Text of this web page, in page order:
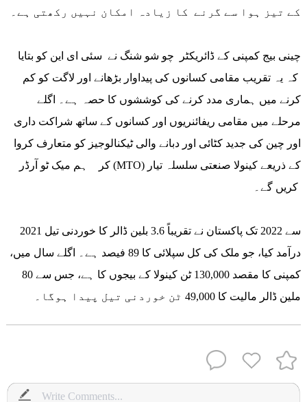
کے تیز ہوا سے گرنے کا زیادہ امکان نہیں رکھتی ہے۔
چینی بیج کمپنی کے ڈائریکٹر چو شو شنگ نے سئی ای این کو بتایا
کہ یہ تقریب مقامی کسانوں کی پیداوار بڑھانے اور لاگت کو کم
کرنے میں ہماری مدد کرنے کی کوششوں کا حصہ ہے۔ اگلے
مرحلے میں مقامی ریفائنریوں اور کسانوں کے ساتھ شراکت داری
اور چین کی جدید کٹائی اور دبانے والی ٹیکنالوجیز کو متعارف کروا
کر ہم میک ٹو آرڈر (MTO) کے ذریعے کینولا صنعتی سلسلہ تیار
2021 سے 2022 تک پاکستان نے تقریباً 3.6 بلین ڈالر کا خوردنی تیل
درآمد کیا، جو ملک کی کل سپلائی کا 89 فیصد ہے۔ اگلے سال میں،
کمپنی کا مقصد 130,000 ٹن کینولا کے بیجوں کا ہے، جس سے 80
ملین ڈالر مالیت کا 49,000 ٹن خوردنی تیل پیدا ہوگا۔